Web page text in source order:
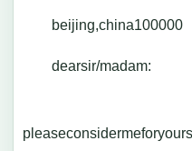
beijing,china100000
dearsir/madam: